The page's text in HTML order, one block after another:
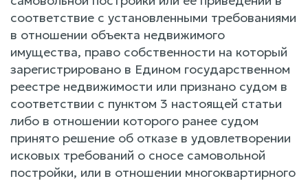
соответствие с установленными требованиями
в отношении объекта недвижимого
имущества, право собственности на который
зарегистрировано в Едином государственном
реестре недвижимости или признано судом в
соответствии с пунктом 3 настоящей статьи
либо в отношении которого ранее судом
принято решение об отказе в удовлетворении
исковых требований о сносе самовольной
постройки, или в отношении многоквартирного